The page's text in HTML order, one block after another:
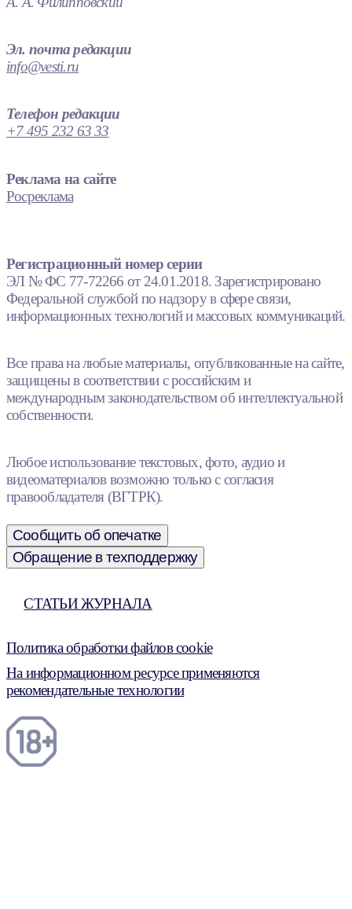
Эл. почта редакции
info@vesti.ru
Телефон редакции
+7 495 232 63 33
Реклама на сайте
Росреклама
Регистрационный номер серии
ЭЛ № ФС 77-72266 от 24.01.2018. Зарегистрировано
Федеральной службой по надзору в сфере связи,
информационных технологий и массовых коммуникаций.
Все права на любые материалы, опубликованные на сайте,
защищены в соответствии с российским и
международным законодательством об интеллектуальной
собственности.
Любое использование текстовых, фото, аудио и
видеоматериалов возможно только с согласия
правообладателя (ВГТРК).
Сообщить об опечатке
Обращение в техподдержку
СТАТЬИ ЖУРНАЛА
Политика обработки файлов cookie
На информационном ресурсе применяются
рекомендательные технологии